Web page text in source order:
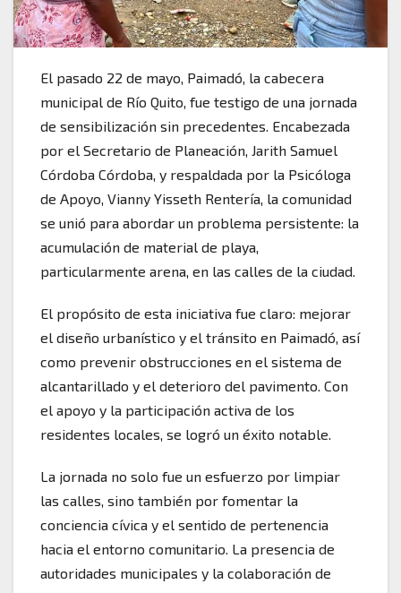
El pasado 22 de mayo, Paimadó, la cabecera
municipal de Río Quito, fue testigo de una jornada
de sensibilización sin precedentes. Encabezada
por el Secretario de Planeación, Jarith Samuel
Córdoba Córdoba, y respaldada por la Psicóloga
de Apoyo, Vianny Yisseth Rentería, la comunidad
se unió para abordar un problema persistente: la
acumulación de material de playa,
particularmente arena, en las calles de la ciudad.
El propósito de esta iniciativa fue claro: mejorar
el diseño urbanístico y el tránsito en Paimadó, así
como prevenir obstrucciones en el sistema de
alcantarillado y el deterioro del pavimento. Con
el apoyo y la participación activa de los
residentes locales, se logró un éxito notable.
La jornada no solo fue un esfuerzo por limpiar
las calles, sino también por fomentar la
conciencia cívica y el sentido de pertenencia
hacia el entorno comunitario. La presencia de
autoridades municipales y la colaboración de